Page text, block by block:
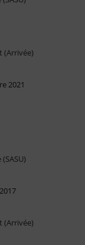
(Arrivée)
2021
(Arrivée)